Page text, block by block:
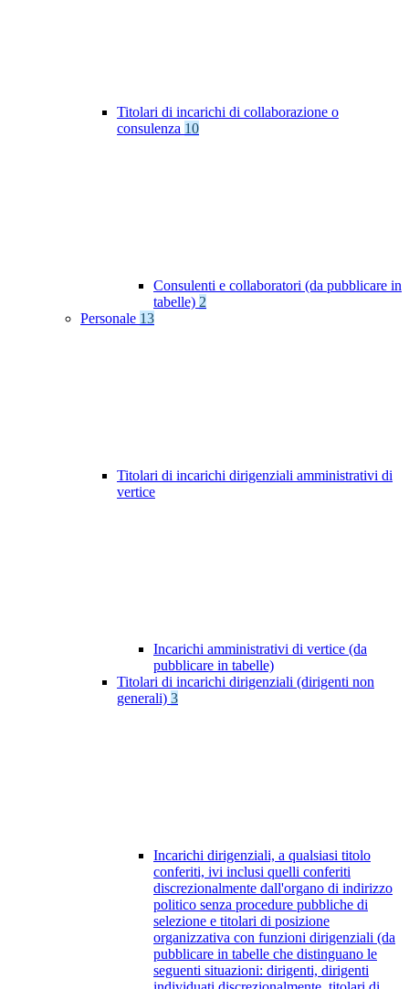
Titolari di incarichi di collaborazione o
consulenza 10
Consulenti e collaboratori (da pubblicare in
tabelle) 2
Personale 13
Titolari di incarichi dirigenziali amministrativi di
vertice
Incarichi amministrativi di vertice (da
pubblicare in tabelle)
Titolari di incarichi dirigenziali (dirigenti non
generali) 3
Incarichi dirigenziali, a qualsiasi titolo
conferiti, ivi inclusi quelli conferiti
discrezionalmente dall'organo di indirizzo
politico senza procedure pubbliche di
selezione e titolari di posizione
organizzativa con funzioni dirigenziali (da
pubblicare in tabelle che distinguano le
seguenti situazioni: dirigenti, dirigenti